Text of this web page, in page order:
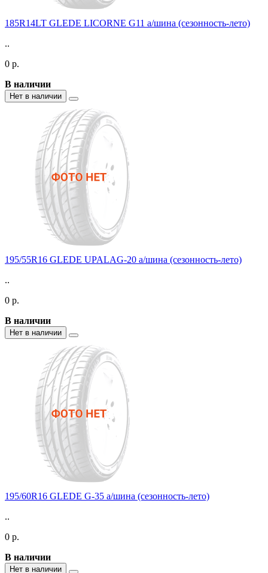
185R14LT GLEDE LICORNE G11 а/шина (сезонность-лето)
..
0 р.
В наличии
Нет в наличии
195/55R16 GLEDE UPALAG-20 а/шина (сезонность-лето)
..
0 р.
В наличии
Нет в наличии
195/60R16 GLEDE G-35 а/шина (сезонность-лето)
..
0 р.
В наличии
Нет в наличии